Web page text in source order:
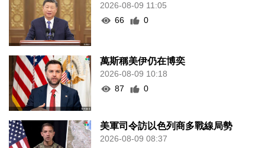
2026-08-09 11:05
66
0
萬斯稱美伊仍在博奕
2026-08-09 10:18
87
0
美軍司令訪以色列商多戰線局勢
2026-08-09 08:37